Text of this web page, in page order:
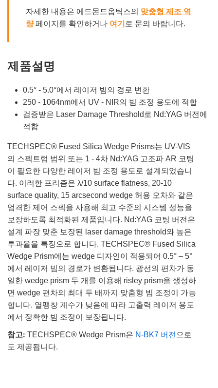
자세한 내용은 에드몬드옵틱스의 맞춤형 제조 역
량페이지를 확인하거나 여기 로 문의 바랍니다.
제품설명
0.5° - 5.0°에서 레이저 빔의 경로 변환
250 - 1064nm에서 UV - NIR의 빔 조정 용도에 적합
검증받은 Laser Damage Threshold로 Nd:YAG 버전에
적합
TECHSPEC® Fused Silica Wedge Prisms는 UV-VIS
의 스펙트럼 범위 또는 1 - 4차 Nd:YAG 고조파 AR 코팅
이 필요한 다양한 레이저 빔 조정 용도로 설계되었습니
다. 이러한 프리즘은 λ/10 surface flatness, 20-10
surface quality, 15 arcsecond wedge 허용 오차와 같은
엄격한 제어 스펙을 사용해 최고 수준의 시스템 성능을
보장하도록 최적화된 제품입니다. Nd:YAG 코팅 버전은
설계 파장 맞춘 보장된 laser damage threshold와 높은
투과율을 특징으로 합니다. TECHSPEC® Fused Silica
Wedge Prism에는 wedge 디자인이 적용되어 0.5° – 5°
에서 레이저 빔의 경로가 변환됩니다. 광선의 편차가 동
일한 wedge prism 두 개를 이용해 risley prism을 생성하
면 wedge 편차의 최대 두 배까지 맞춤형 빔 조정이 가능
합니다. 열팽창 계수가 낮음에 따라 고출력 레이저 용도
에서 정확한 빔 조정이 보장됩니다.
참고: TECHSPEC® Wedge Prism은 N-BK7 버전 으로
도 제공됩니다.